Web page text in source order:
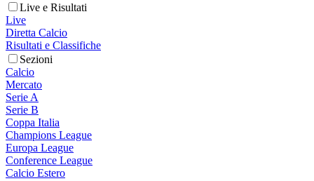
Live e Risultati
Live
Diretta Calcio
Risultati e Classifiche
Sezioni
Calcio
Mercato
Serie A
Serie B
Coppa Italia
Champions League
Europa League
Conference League
Calcio Estero